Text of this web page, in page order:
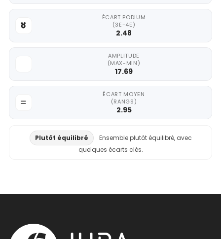
ÉCART PODIUM
(3E-4E)
2.48
AMPLITUDE
(MAX-MIN)
17.69
ÉCART MOYEN
(RANGS)
2.95
Plutôt équilibré
Ensemble plutôt équilibré, avec
quelques écarts clés.